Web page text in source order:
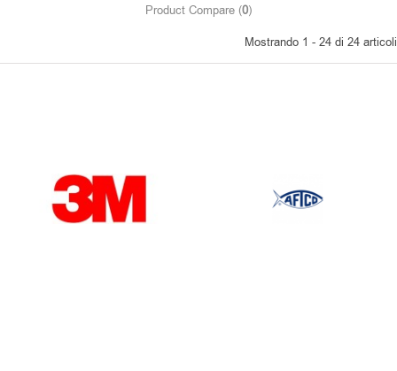
Product Compare (0)
Mostrando 1 - 24 di 24 articoli